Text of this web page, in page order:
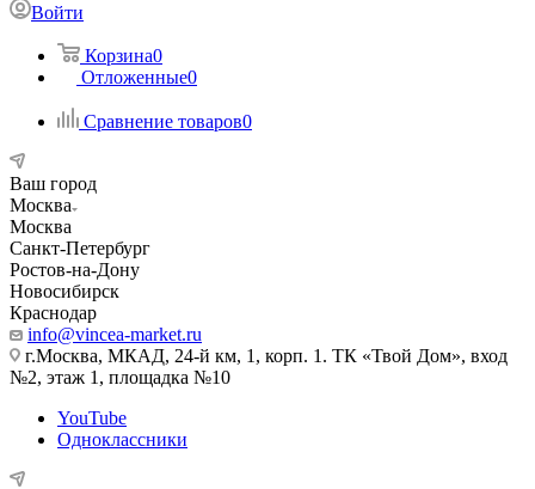
Войти
Корзина0
Отложенные0
Сравнение товаров0
Ваш город
Москва
Москва
Санкт-Петербург
Ростов-на-Дону
Новосибирск
Краснодар
info@vincea-market.ru
г.Москва, МКАД, 24-й км, 1, корп. 1. ТК «Твой Дом», вход
№2, этаж 1, площадка №10
YouTube
Одноклассники